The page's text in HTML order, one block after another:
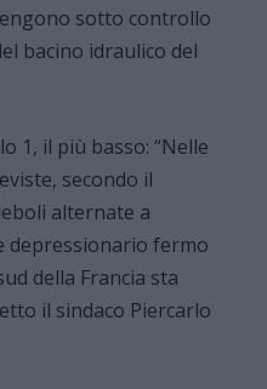
sotto controllo
bacino idraulico del
1, il più basso: “Nelle
secondo il
alternate a
depressionario fermo
della Francia sta
il sindaco Piercarlo